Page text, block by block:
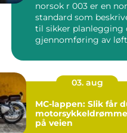
norsok r 003 er en
standard som
til sikker planlegging
gjennomføring av
03. aug
MC-lappen: Slik får
på veien